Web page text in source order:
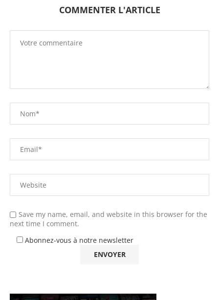
COMMENTER L'ARTICLE
Save my name, email, and website in this browser for the
next time I comment.
Abonnez-vous à notre newsletter